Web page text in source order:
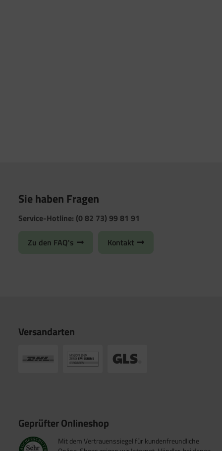
Sie haben Fragen
Service-Hotline: (0 82 73) 99 81 91
Zu den FAQ's Kontakt
Versandarten
Geprüfter Onlineshop
Mit dem Vertrauenssiegel für kundenfreundliche